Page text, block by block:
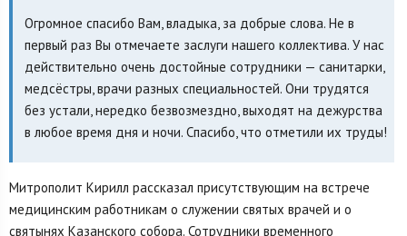
Огромное спасибо Вам, владыка, за добрые слова. Не в
первый раз Вы отмечаете заслуги нашего коллектива. У нас
действительно очень достойные сотрудники — санитарки,
медсёстры, врачи разных специальностей. Они трудятся
без устали, нередко безвозмездно, выходят на дежурства
в любое время дня и ночи. Спасибо, что отметили их труды!
Митрополит Кирилл рассказал присутствующим на встрече
медицинским работникам о служении святых врачей и о
святынях Казанского собора. Сотрудники временного